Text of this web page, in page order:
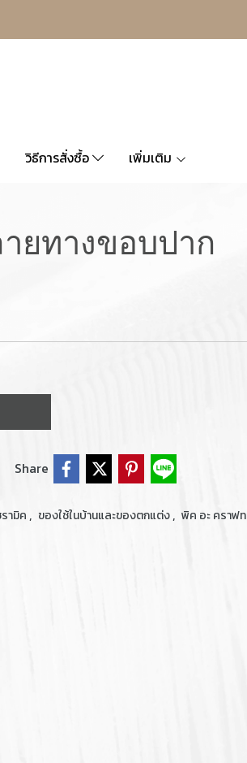
วิธีการสั่งซื้อ เพิ่มเติม
ยทางขอบปาก
Share
ามิค , ของใช้ในบ้านและของตกแต่ง, พิค อะ คราฟท